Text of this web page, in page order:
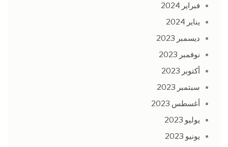
فبراير 2024
يناير 2024
ديسمبر 2023
نوفمبر 2023
أكتوبر 2023
سبتمبر 2023
أغسطس 2023
يوليو 2023
يونيو 2023